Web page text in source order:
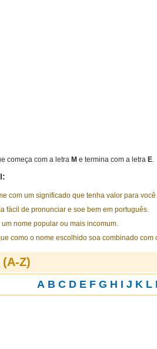
começa com a letra M e termina com a letra E.
com um significado que tenha valor para
fácil de pronunciar e soe bem em português.
nome popular ou mais incomum.
como o nome escolhido soa combinado com
Z)
A B C D E F G H I J K L